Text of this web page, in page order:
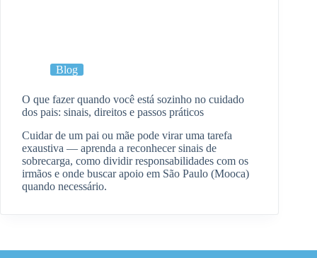
Blog
O que fazer quando você está sozinho no cuidado
dos pais: sinais, direitos e passos práticos
Cuidar de um pai ou mãe pode virar uma tarefa
exaustiva — aprenda a reconhecer sinais de
sobrecarga, como dividir responsabilidades com os
irmãos e onde buscar apoio em São Paulo (Mooca)
quando necessário.